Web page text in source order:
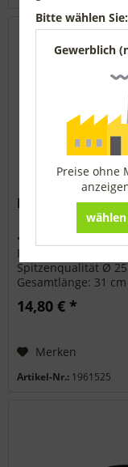
Ringpinsel
• Extralange KREX
Französische Form
Spitzenqualität Ø
Gesamtlänge: 31
14,80 € *
Merken
Artikel-Nr.: 1961525
Bitte wählen Sie:
Gewerblich
Preise ohne
wählen